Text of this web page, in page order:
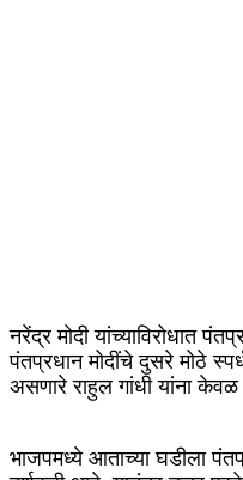
नरेंद्र मोदी यांच्याविरोधात
पंतप्रधान मोदींचे दुसरे मोठे
असणारे राहुल गांधी यांना
भाजपमध्ये आताच्या घडीला